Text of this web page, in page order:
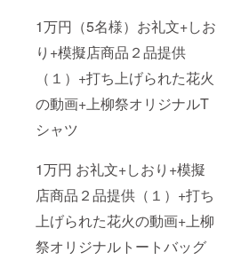
1万円（5名様）お礼文+しお
り+模擬店商品２品提供
（１）+打ち上げられた花火
の動画+上柳祭オリジナルT
シャツ
1万円 お礼文+しおり+模擬
店商品２品提供（１）+打ち
上げられた花火の動画+上柳
祭オリジナルトートバッグ